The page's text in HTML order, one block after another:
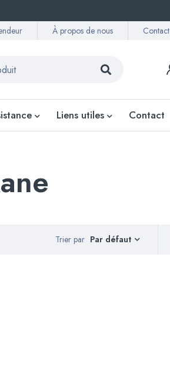
À propos de nous Contact
Liens utiles Contact
Trier par Par défaut